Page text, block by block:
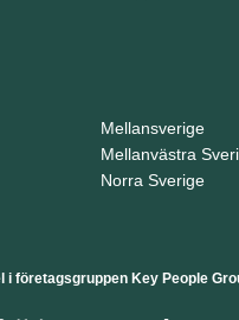
Mellansverige
Mellanvästra
Norra Sverige
i företagsgruppen Key People